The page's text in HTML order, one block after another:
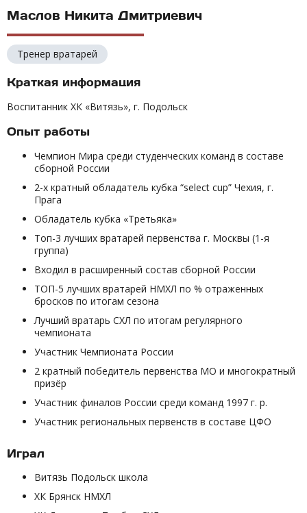
Маслов Никита Дмитриевич
Тренер вратарей
Краткая информация
Воспитанник ХК «Витязь», г. Подольск
Опыт работы
Чемпион Мира среди студенческих команд в составе
сборной России
2-х кратный обладатель кубка “select cup” Чехия, г.
Прага
Обладатель кубка «Третьяка»
Топ-3 лучших вратарей первенства г. Москвы (1-я
группа)
Входил в расширенный состав сборной России
ТОП-5 лучших вратарей НМХЛ по % отраженных
бросков по итогам сезона
Лучший вратарь СХЛ по итогам регулярного
чемпионата
Участник Чемпионата России
2 кратный победитель первенства МО и многократный
призёр
Участник финалов России среди команд 1997 г. р.
Участник региональных первенств в составе ЦФО
Играл
Витязь Подольск школа
ХК Брянск НМХЛ